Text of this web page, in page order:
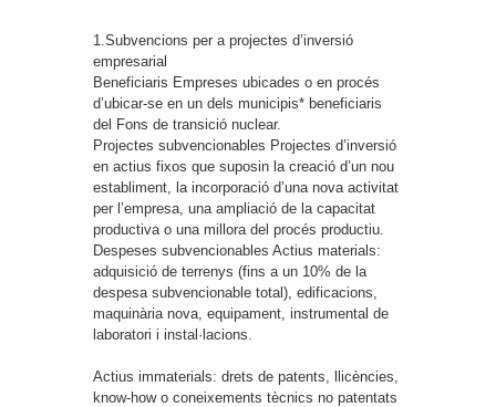
1.Subvencions per a projectes d’inversió
empresarial
Beneficiaris Empreses ubicades o en procés
d’ubicar-se en un dels municipis* beneficiaris
del Fons de transició nuclear.
Projectes subvencionables Projectes d’inversió
en actius fixos que suposin la creació d’un nou
establiment, la incorporació d’una nova activitat
per l’empresa, una ampliació de la capacitat
productiva o una millora del procés productiu.
Despeses subvencionables Actius materials:
adquisició de terrenys (fins a un 10% de la
despesa subvencionable total), edificacions,
maquinària nova, equipament, instrumental de
laboratori i instal·lacions.
Actius immaterials: drets de patents, llicències,
know-how o coneixements tècnics no patentats